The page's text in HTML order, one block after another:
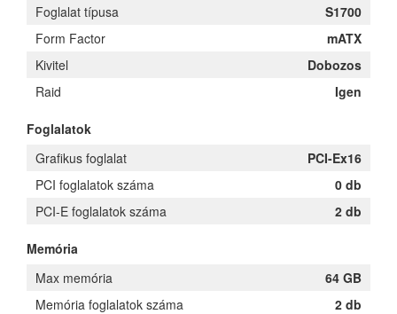
Foglalat típusa
S1700
Form Factor
mATX
Kivitel
Dobozos
Raid
Igen
Foglalatok
Grafikus foglalat
PCI-Ex16
PCI foglalatok száma
0 db
PCI-E foglalatok száma
2 db
Memória
Max memória
64 GB
Memória foglalatok száma
2 db